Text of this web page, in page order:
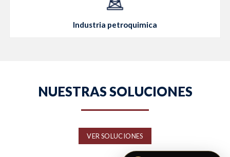
Industria petroquimica
NUESTRAS SOLUCIONES
VER SOLUCIONES